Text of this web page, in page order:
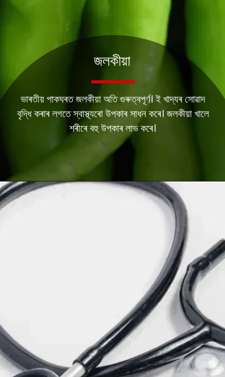
ভাৰতীয় পাকঘৰত জলকীয়া অতি গুৰুত্বপূৰ্ণ। ই খাদ্যৰ সোৱাদ
বৃদ্ধি কৰাৰ লগতে স্বাস্থ্যৰো উপকাৰ সাধন কৰে। জলকীয়া খালে
শৰীৰে বহু উপকাৰ লাভ কৰে।
জলকীয়া